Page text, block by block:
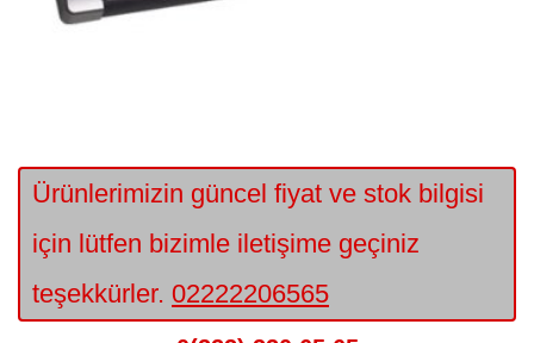
Ürünlerimizin güncel fiyat ve stok bilgisi
için lütfen bizimle iletişime geçiniz
teşekkürler. 02222206565